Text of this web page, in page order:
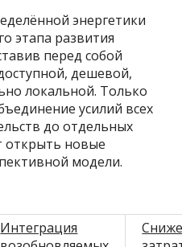
энергетики
этапа развития
перед собой
дешевой,
локальной. Только
усилий всех
до отдельных
открыть новые
модели.
Интеграция